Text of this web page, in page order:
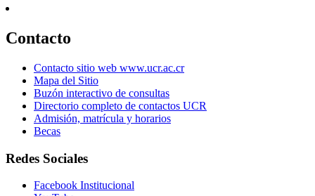
Contacto
Contacto sitio web www.ucr.ac.cr
Mapa del Sitio
Buzón interactivo de consultas
Directorio completo de contactos UCR
Admisión, matrícula y horarios
Becas
Redes Sociales
Facebook Institucional